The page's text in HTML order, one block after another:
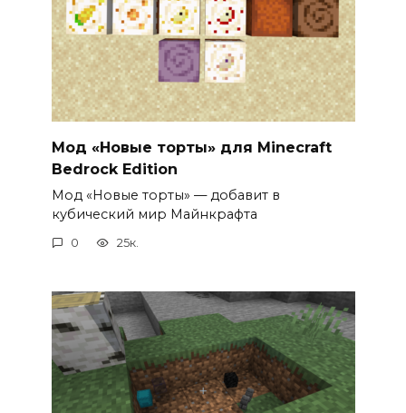
Мод «Новые торты» для Minecraft
Bedrock Edition
Мод «Новые торты» — добавит в
кубический мир Майнкрафта
0 25к.